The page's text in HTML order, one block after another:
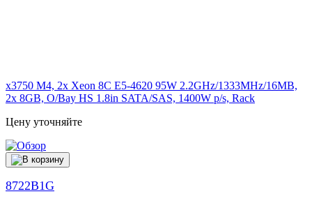
x3750 M4, 2x Xeon 8C E5-4620 95W 2.2GHz/1333MHz/16MB,
2x 8GB, O/Bay HS 1.8in SATA/SAS, 1400W p/s, Rack
Цену уточняйте
8722B1G